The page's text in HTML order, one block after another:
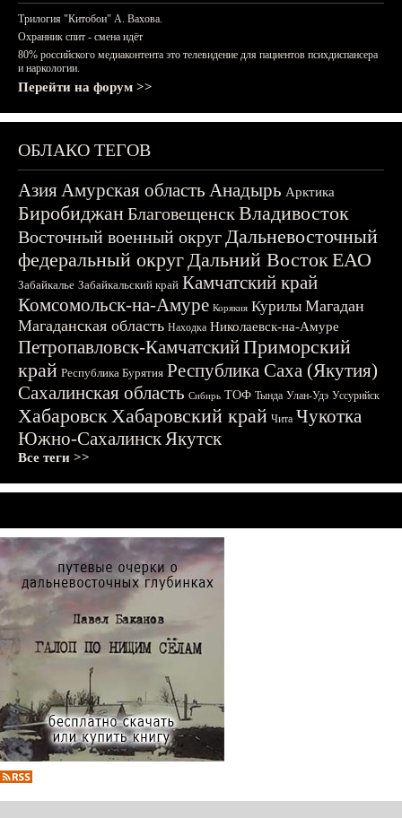
Трилогия "Китобои" А. Вахова.
Охранник спит - смена идёт
80% российского медиаконтента это телевидение для пациентов психдиспансера
и наркологии.
Перейти на форум >>
ОБЛАКО ТЕГОВ
АзияАмурская область Анадырь Арктика
БиробиджанБлаговещенскВладивосток
Восточный военный округДальневосточный
федеральный округДальний ВостокЕАО
Забайкалье Забайкальский край Камчатский край
Комсомольск-на-Амуре Корякия Курилы Магадан
Магаданская область Находка Николаевск-на-Амуре
Петропавловск-КамчатскийПриморский
край Республика Бурятия Республика Саха (Якутия)
Сахалинская область Сибирь ТОФ Тында Улан-Удэ Уссурийск
ХабаровскХабаровский край Чита Чукотка
Южно-СахалинскЯкутск
Все теги >>